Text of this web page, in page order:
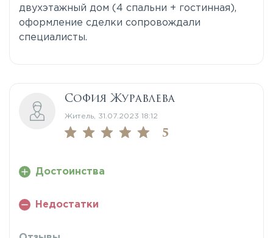
двухэтажный дом (4 спальни + гостинная),
оформление сделки сопровождали
специалисты.
София Журавлева
Житель, 31.07.2023 18:12
5
Достоинства
Недостатки